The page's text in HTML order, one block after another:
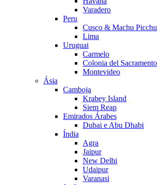
Varadero
Peru
Cusco & Machu Picchu
Lima
Uruguai
Carmelo
Colonia del Sacramento
Montevideo
Ásia
Camboja
Krabey Island
Siem Reap
Emirados Árabes
Dubai e Abu Dhabi
Índia
Agra
Jaipur
New Delhi
Udaipur
Varanasi